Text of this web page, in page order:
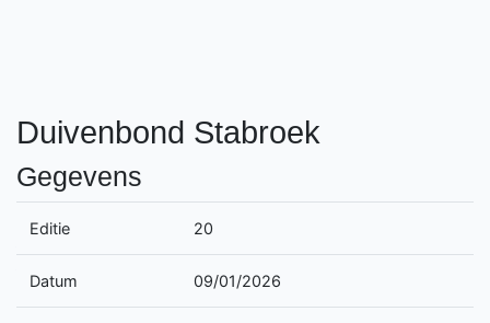
Duivenbond Stabroek
Gegevens
Editie 20
Datum 09/01/2026